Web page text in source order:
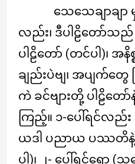
သေသေချာချ
လည်း၊ ဒီပါဠိတော်သ
ပါဠိတော် (တင်ပါ)၊ အ
ချည်းပဲဗျ၊ အပျက်တွေ
ကဲ ခင်ဗျားတို့ ပါဠိတေ
ကြည့်။ ၁-ပေါ်ရင်လည်း
ယဒါ ပညာယ ပဿတိနဲ့
ပါ)၊ ၂- ပေါ်ရင်ရော (သဗ္